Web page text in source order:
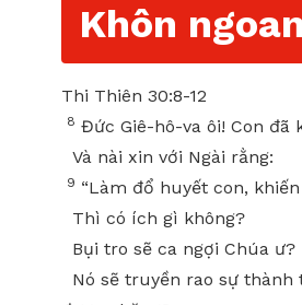
Khôn ngoan
Thi Thiên 30:8-12
8 Đức Giê-hô-va ôi! Con đã
Và nài xin với Ngài rằng:
9 “Làm đổ huyết con,
Thì có ích gì không?
Bụi tro sẽ ca ngợi Chúa ư?
Nó sẽ truyền rao sự thành